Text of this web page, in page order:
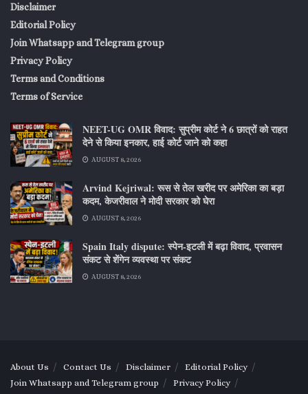
Disclaimer
Editorial Policy
Join Whatsapp and Telegram group
Privacy Policy
Terms and Conditions
Terms of Service
NEET-UG OMR विवाद: सुप्रीम कोर्ट ने 6 छात्रों को राहत
देने से किया इनकार, हाई कोर्ट जाने को कहा
AUGUST 8, 2026
Arvind Kejriwal: रूस से तेल खरीद पर अमेरिका का बड़ा
कदम, केजरीवाल ने मोदी सरकार को घेरा
AUGUST 8, 2026
Spain Italy dispute: स्पेन-इटली में बढ़ा विवाद, प्रवासन
संकट से शेंगेन व्यवस्था पर संकट
AUGUST 8, 2026
About Us Contact Us Disclaimer
Editorial Policy
Join Whatsapp and Telegram group
Privacy Policy